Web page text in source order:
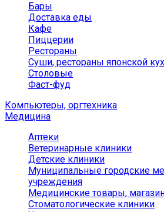
Бары
Доставка еды
Кафе
Пиццерии
Рестораны
Суши, рестораны японской
Столовые
Фаст-фуд
Компьютеры, оргтехника
Медицина
Аптеки
Ветеринарные клиники
Детские клиники
Муниципальные городские
учреждения
Медицинские товары,
Стоматологические клиники